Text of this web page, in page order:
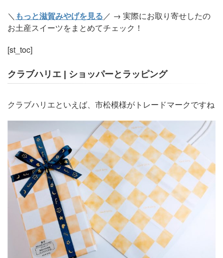
＼ もっと滋賀みやげを見る／ → 実際にお取り寄せしたの
お土産スイーツをまとめてチェック！
[st_toc]
クラブハリエ | ショッパーとラッピング
クラブハリエといえば、市松模様がトレードマークですね